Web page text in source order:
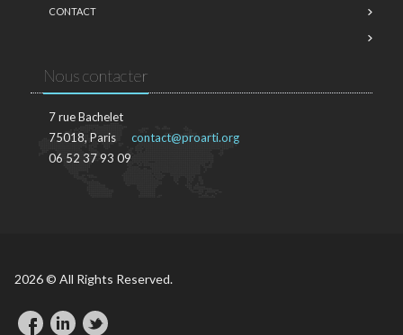
CONTACT
Nous contacter
7 rue Bachelet
75018, Paris
06 52 37 93 09
contact@proarti.org
2026 © All Rights Reserved.